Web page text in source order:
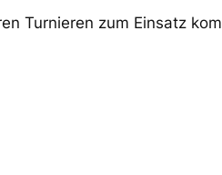
Turnieren zum Einsatz